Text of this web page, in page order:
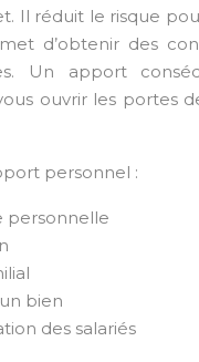
Il réduit le risque
d’obtenir des
Un apport
ouvrir les portes
personnel :
personnelle
bien
des salariés